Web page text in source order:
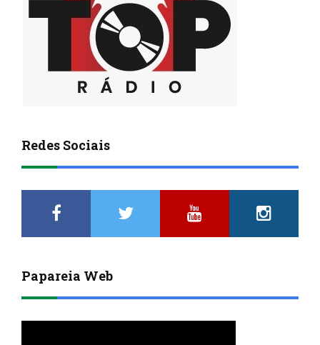
Redes Sociais
Papareia Web